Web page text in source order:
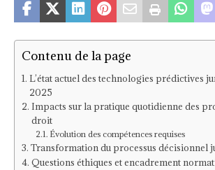
Contenu de la page
L’état actuel des technologies prédictives
2025
Impacts sur la pratique quotidienne des
droit
Évolution des compétences requises
Transformation du processus décisionnel
Questions éthiques et encadrement